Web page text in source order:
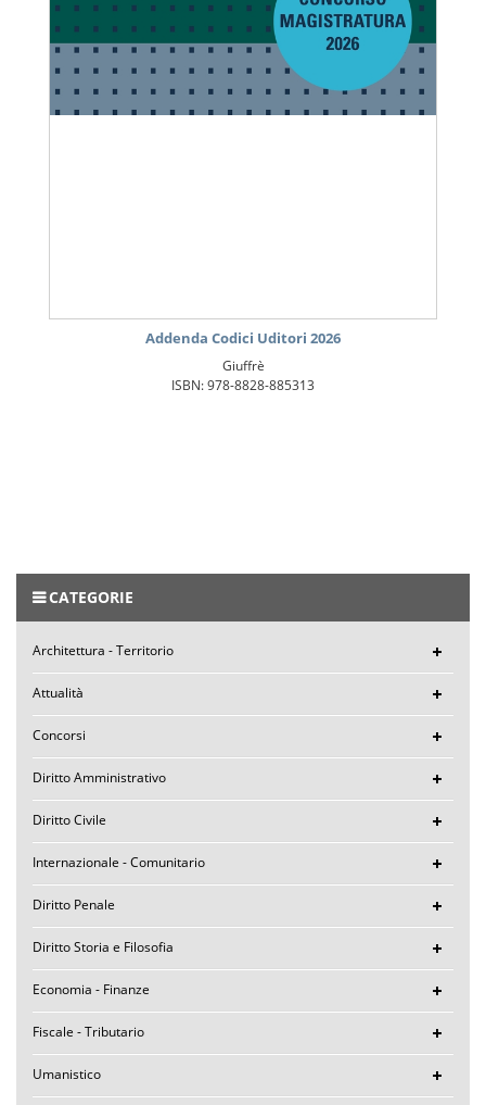
Addenda Codici Uditori 2026
Giuffrè
ISBN: 978-8828-885313
CATEGORIE
Architettura - Territorio
Attualità
Concorsi
Diritto Amministrativo
Diritto Civile
Internazionale - Comunitario
Diritto Penale
Diritto Storia e Filosofia
Economia - Finanze
Fiscale - Tributario
Umanistico